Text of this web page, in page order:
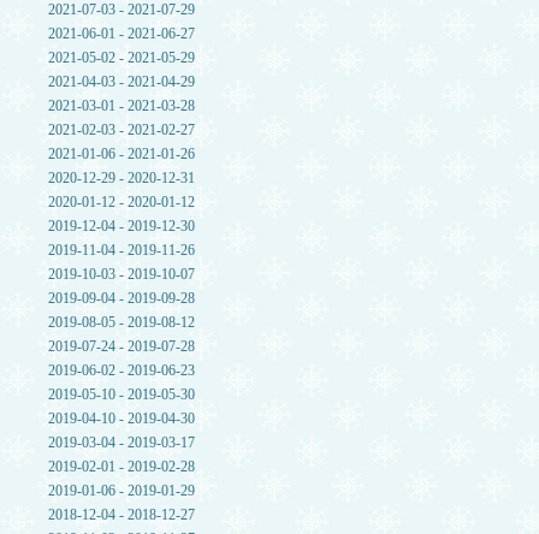
2021-07-03 - 2021-07-29
2021-06-01 - 2021-06-27
2021-05-02 - 2021-05-29
2021-04-03 - 2021-04-29
2021-03-01 - 2021-03-28
2021-02-03 - 2021-02-27
2021-01-06 - 2021-01-26
2020-12-29 - 2020-12-31
2020-01-12 - 2020-01-12
2019-12-04 - 2019-12-30
2019-11-04 - 2019-11-26
2019-10-03 - 2019-10-07
2019-09-04 - 2019-09-28
2019-08-05 - 2019-08-12
2019-07-24 - 2019-07-28
2019-06-02 - 2019-06-23
2019-05-10 - 2019-05-30
2019-04-10 - 2019-04-30
2019-03-04 - 2019-03-17
2019-02-01 - 2019-02-28
2019-01-06 - 2019-01-29
2018-12-04 - 2018-12-27